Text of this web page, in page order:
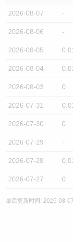
2026-08-07 -
2026-08-06 -
2026-08-05
2026-08-04
2026-08-03 0
2026-07-31
2026-07-30 0
2026-07-29 -
2026-07-28
2026-07-27 0
最后更新时间: 2026-08-07